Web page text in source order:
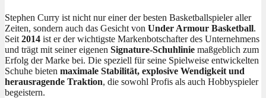
Stephen Curry ist nicht nur einer der besten Basketballspieler aller
Zeiten, sondern auch das Gesicht von Under Armour Basketball.
Seit 2014 ist er der wichtigste Markenbotschafter des Unternehmens
und trägt mit seiner eigenen Signature-Schuhlinie maßgeblich zum
Erfolg der Marke bei. Die speziell für seine Spielweise entwickelten
Schuhe bieten maximale Stabilität, explosive Wendigkeit und
herausragende Traktion, die sowohl Profis als auch Hobbyspieler
begeistern.